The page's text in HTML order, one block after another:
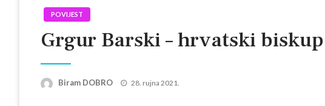
POVIJEST
Grgur Barski – hrvatski
Biram DOBRO
Posted
28. rujna 2021.